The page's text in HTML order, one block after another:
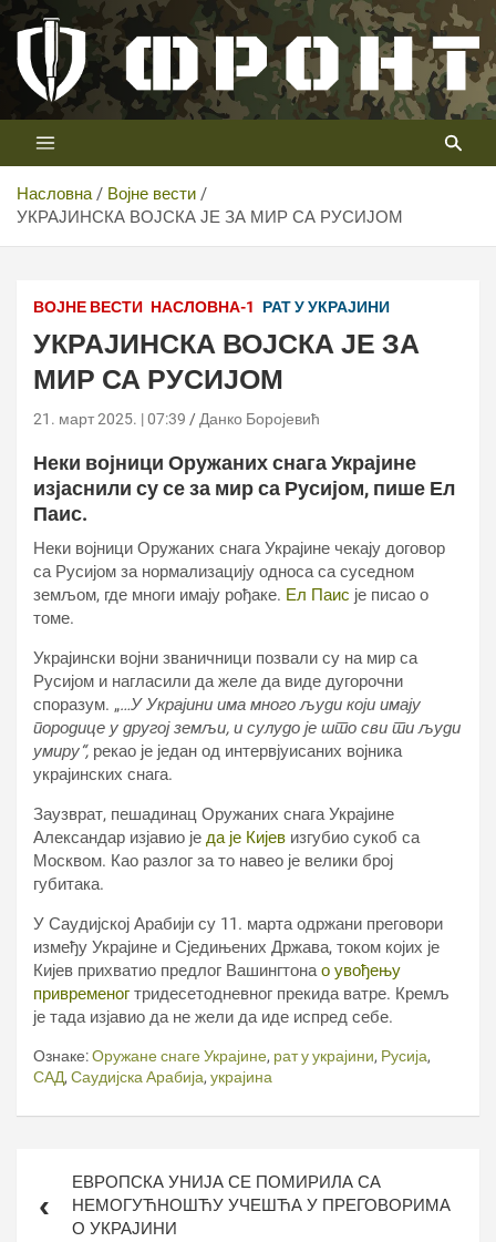
Скип
цонтент
Телевизија ФРОНТ
Први војни канал у Србији
Насловна
Војне вести
УКРАЈИНСКА ВОЈСКА ЈЕ ЗА МИР СА РУСИЈОМ
ВОЈНЕ ВЕСТИ НАСЛОВНА-1 РАТ У УКРАЈИНИ
УКРАЈИНСКА ВОЈСКА ЈЕ ЗА
МИР СА РУСИЈОМ
21. март 2025. | 07:39 Данко Боројевић
Неки војници Оружаних снага Украјине
изјаснили су се за мир са Русијом, пише Ел
Паис.
Неки војници Оружаних снага Украјине чекају договор
са Русијом за нормализацију односа са суседном
земљом, где многи имају рођаке. Ел Паис је писао о
томе.
Украјински војни званичници позвали су на мир са
Русијом и нагласили да желе да виде дугорочни
споразум. „…У Украјини има много људи који имају
породице у другој земљи, и сулудо је што сви ти људи
умиру“, рекао је један од интервјуисаних војника
украјинских снага.
Заузврат, пешадинац Оружаних снага Украјине
Александар изјавио је да је Кијев изгубио сукоб са
Москвом. Као разлог за то навео је велики број
губитака.
У Саудијској Арабији су 11. марта одржани преговори
између Украјине и Сједињених Држава, током којих је
Кијев прихватио предлог Вашингтонао увођењу
привременог тридесетодневног прекида ватре. Кремљ
је тада изјавио да не жели да иде испред себе.
Ознаке:Оружане снаге Украјине, рат у украјини, Русија,
САД, Саудијска Арабија, украјина
чланкаЕВРОПСКА УНИЈА СЕ ПОМИРИЛА СА
НЕМОГУЋНОШЋУ УЧЕШЋА У ПРЕГОВОРИМА
О УКРАЈИНИ